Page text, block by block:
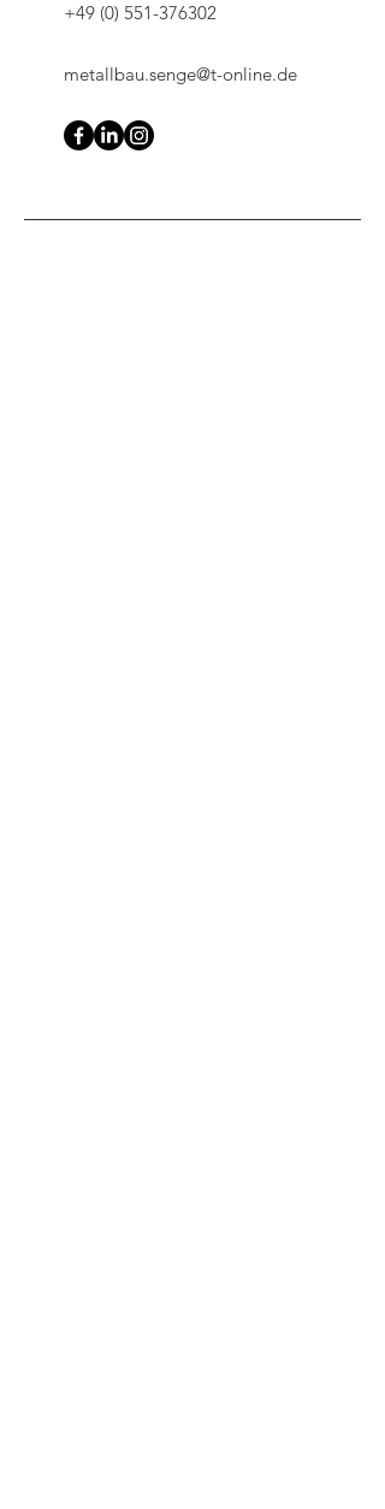
+49 (0) 551-376302
metallbau.senge@t-online.de